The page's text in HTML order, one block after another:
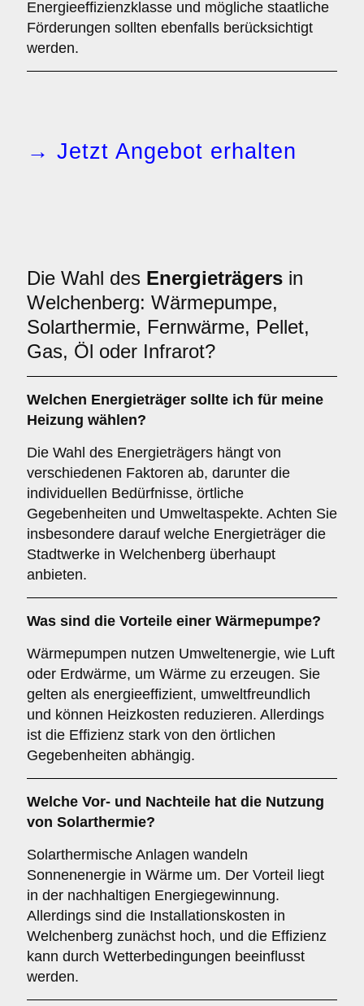
Energieeffizienzklasse und mögliche staatliche
Förderungen sollten ebenfalls berücksichtigt
werden.
→ Jetzt Angebot erhalten
Die Wahl des Energieträgers in
Welchenberg: Wärmepumpe,
Solarthermie, Fernwärme, Pellet,
Gas, Öl oder Infrarot?
Welchen Energieträger sollte ich für meine
Heizung wählen?
Die Wahl des Energieträgers hängt von
verschiedenen Faktoren ab, darunter die
individuellen Bedürfnisse, örtliche
Gegebenheiten und Umweltaspekte. Achten Sie
insbesondere darauf welche Energieträger die
Stadtwerke in Welchenberg überhaupt
anbieten.
Was sind die Vorteile einer Wärmepumpe?
Wärmepumpen nutzen Umweltenergie, wie Luft
oder Erdwärme, um Wärme zu erzeugen. Sie
gelten als energieeffizient, umweltfreundlich
und können Heizkosten reduzieren. Allerdings
ist die Effizienz stark von den örtlichen
Gegebenheiten abhängig.
Welche Vor- und Nachteile hat die Nutzung
von Solarthermie?
Solarthermische Anlagen wandeln
Sonnenenergie in Wärme um. Der Vorteil liegt
in der nachhaltigen Energiegewinnung.
Allerdings sind die Installationskosten in
Welchenberg zunächst hoch, und die Effizienz
kann durch Wetterbedingungen beeinflusst
werden.